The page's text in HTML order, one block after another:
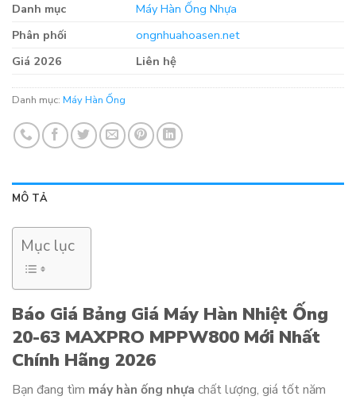
Danh mục
Máy Hàn Ống Nhựa
Phân phối
ongnhuahoasen.net
Giá 2026
Liên hệ
Danh mục: Máy Hàn Ống
MÔ TẢ
Mục lục
Báo Giá Bảng Giá Máy Hàn Nhiệt Ống
20-63 MAXPRO MPPW800 Mới Nhất
Chính Hãng 2026
Bạn đang tìm máy hàn ống nhựa chất lượng, giá tốt năm